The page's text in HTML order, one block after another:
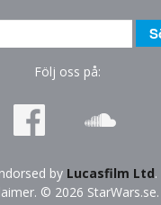
Följ oss på:
by Lucasfilm Ltd
© 2026 StarWars.se.